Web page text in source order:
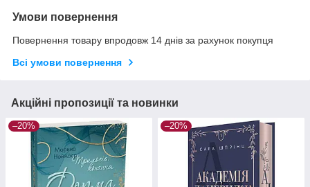
Умови повернення
Повернення товару впродовж 14 днів за рахунок покупця
Всі умови повернення
Акційні пропозиції та новинки
–20% –20%